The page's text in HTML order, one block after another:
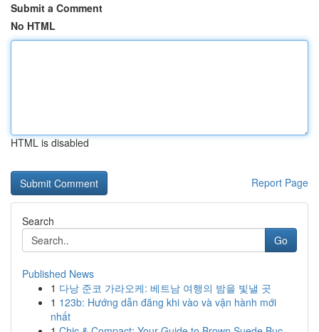
Submit a Comment
No HTML
HTML is disabled
Report Page
Search
Go
Published News
1 다낭 준코 가라오케: 베트남 여행의 밤을 빛낼 곳
1 123b: Hướng dẫn đăng khi vào và vận hành mới
nhất